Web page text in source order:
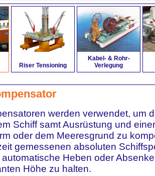
Riser Tensioning
Kabel- & Rohr-
Verlegung
werden verwendet, um
Schiff samt Ausrüstung und
oder dem Meeresgrund zu
gemessenen absoluten
Heben oder
Höhe zu halten.